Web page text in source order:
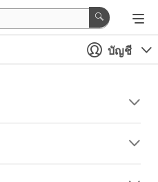
บัญชี